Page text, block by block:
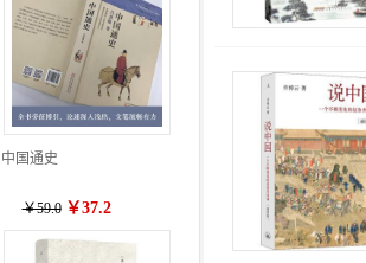
中国通史
￥59.0 ￥37.2